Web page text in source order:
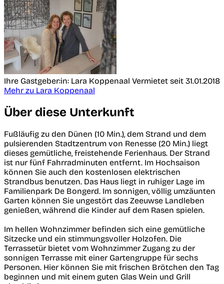
Ihre Gastgeber:in: Lara Koppenaal Vermietet seit 31.01.2018
Mehr zu Lara Koppenaal
Über diese Unterkunft
Fußläufig zu den Dünen (10 Min.), dem Strand und dem
pulsierenden Stadtzentrum von Renesse (20 Min.) liegt
dieses gemütliche, freistehende Ferienhaus. Der Strand
ist nur fünf Fahrradminuten entfernt. Im Hochsaison
können Sie auch den kostenlosen elektrischen
Strandbus benutzen. Das Haus liegt in ruhiger Lage im
Familienpark De Bongerd. Im sonnigen, völlig umzäunten
Garten können Sie ungestört das Zeeuwse Landleben
genießen, während die Kinder auf dem Rasen spielen.
Im hellen Wohnzimmer befinden sich eine gemütliche
Sitzecke und ein stimmungsvoller Holzofen. Die
Terrassetür bietet vom Wohnzimmer Zugang zu der
sonnigen Terrasse mit einer Gartengruppe für sechs
Personen. Hier können Sie mit frischen Brötchen den Tag
beginnen und mit einem guten Glas Wein und Grill